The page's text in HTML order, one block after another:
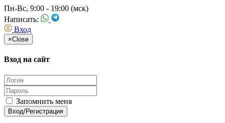
Пн-Вс, 9:00 - 19:00 (мск)
Написать:
Вход
×Close
Вход на сайт
Запомнить меня